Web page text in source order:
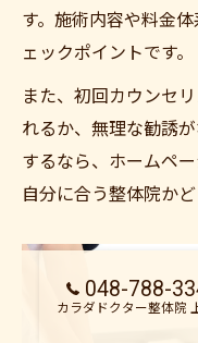
す。施術内容や料金
ェックポイントです。
また、初回カウンセ
れるか、無理な勧誘
するなら、ホームペ
自分に合う整体院か
048-788-
カラダドクター整体院